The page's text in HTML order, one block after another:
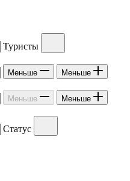
Туристы
Меньше Меньше
Меньше Меньше
Статус